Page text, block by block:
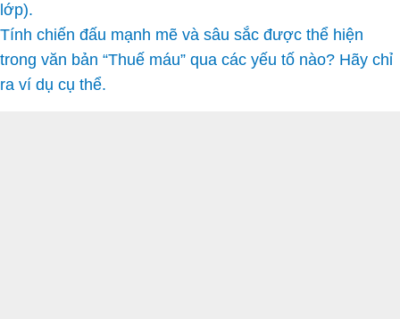
lớp).
Tính chiến đấu mạnh mẽ và sâu sắc được thể hiện
trong văn bản “Thuế máu” qua các yếu tố nào? Hãy chỉ
ra ví dụ cụ thể.